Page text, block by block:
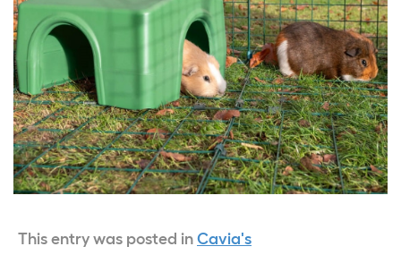
This entry was posted in Cavia's